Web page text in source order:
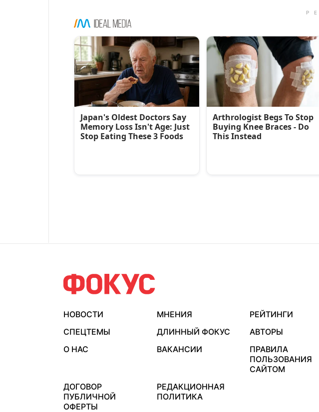
НОВОСТИ МНЕНИЯ
РЕЙТИНГИ
СПЕЦТЕМЫ
ДЛИННЫЙ ФОКУС
АВТОРЫ
О НАС
ВАКАНСИИ
ПРАВИЛА
ПОЛЬЗОВАНИЯ
САЙТОМ
ДОГОВОР
ПУБЛИЧНОЙ
ОФЕРТЫ
РЕДАКЦИОННАЯ
ПОЛИТИКА